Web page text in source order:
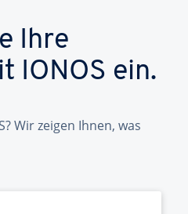
Ihre
IONOS ein.
Wir zeigen Ihnen, was